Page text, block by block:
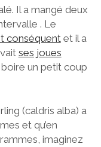
Il a mangé deux
. Le
conséquentet il a
ses joues
boire un petit coup
(caldris alba) a
et qu’en
imaginez